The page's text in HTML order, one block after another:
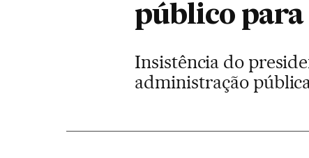
público
Insistência do
administração